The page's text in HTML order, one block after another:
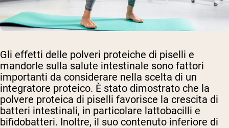
Gli effetti delle polveri proteiche di piselli e
mandorle sulla salute intestinale sono fattori
importanti da considerare nella scelta di un
integratore proteico. È stato dimostrato che la
polvere proteica di piselli favorisce la crescita di
batteri intestinali, in particolare lattobacilli e
bifidobatteri. Inoltre, il suo contenuto inferiore di